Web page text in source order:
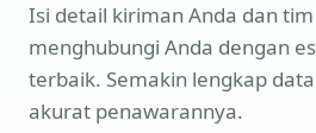
Isi detail kiriman Anda dan
menghubungi Anda dengan
terbaik. Semakin lengkap
akurat penawarannya.